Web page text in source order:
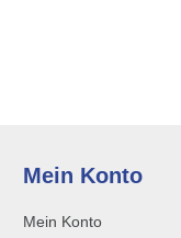
Mein Konto
Mein Konto